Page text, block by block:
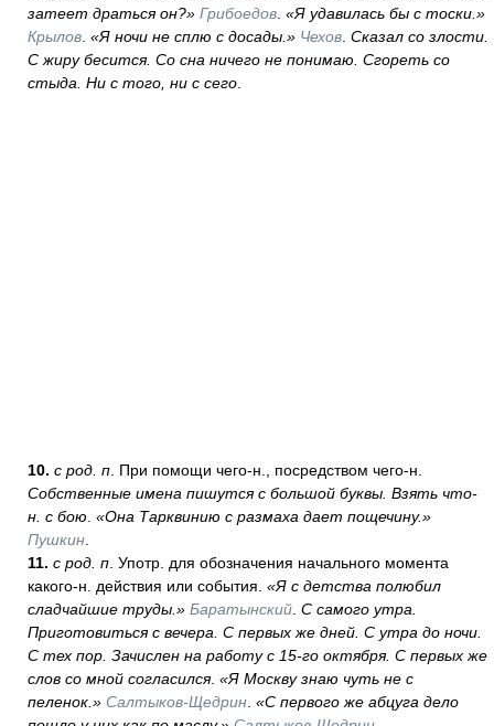
затеет драться он?» Грибоедов «Я удавилась бы с тоски.»
Крылов «Я ночи не сплю с досады.» Чехов Сказал со злости.
С жиру бесится. Со сна ничего не понимаю. Сгореть со
стыда. Ни с того, ни с сего
10. с род. п . При помощи чего-н., посредством чего-н.
Собственные имена пишутся с большой буквы. Взять что-
н. с бою «Она Тарквинию с размаха дает пощечину.»
Пушкин
11. с род. п . Употр. для обозначения начального момента
какого-н. действия или события. «Я с детства полюбил
сладчайшие труды.» Баратынский С самого утра.
Приготовиться с вечера. С первых же дней. С утра до ночи.
С тех пор. Зачислен на работу с 15-го октября. С первых же
слов со мной согласился. «Я Москву знаю чуть не с
пеленок.» Салтыков-Щедрин «С первого же абцуга дело